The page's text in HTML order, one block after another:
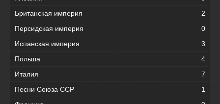
Британская империя
2
Персидская империя
0
Испанская империя
3
Польша
4
Италия
7
Песни Союза ССР
1